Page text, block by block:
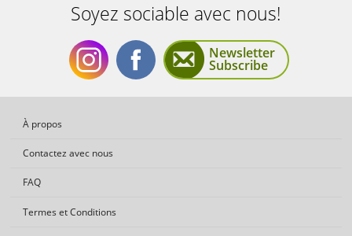
Soyez sociable avec nous!
SoyezSoyez
Newsletter
Subscribe
À propos
Contactez avec nous
FAQ
Termes et Conditions